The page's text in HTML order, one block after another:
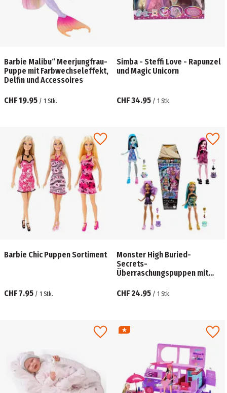
Barbie Malibu“ Meerjungfrau-
Puppe mit Farbwechseleffekt,
Delfin und Accessoires
CHF 19.95 / 1 Stk.
Simba - Steffi Love - Rapunzel
und Magic Unicorn
CHF 34.95 / 1 Stk.
Barbie Chic Puppen Sortiment
CHF 7.95 / 1 Stk.
Monster High Buried-
Secrets-
Überraschungspuppen mit
(Figuren können variieren),
sortiert, 1 Stück
CHF 24.95 / 1 Stk.